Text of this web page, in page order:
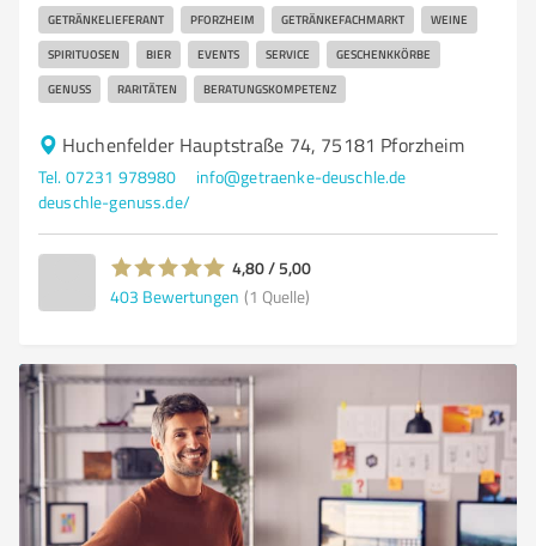
GETRÄNKELIEFERANT PFORZHEIM GETRÄNKEFACHMARKT WEINE
SPIRITUOSEN BIER EVENTS SERVICE GESCHENKKÖRBE
GENUSS RARITÄTEN BERATUNGSKOMPETENZ
Huchenfelder Hauptstraße 74, 75181 Pforzheim
Tel. 07231 978980
info@getraenke-deuschle.de
deuschle-genuss.de/
4,80 / 5,00
403 Bewertungen (1 Quelle)